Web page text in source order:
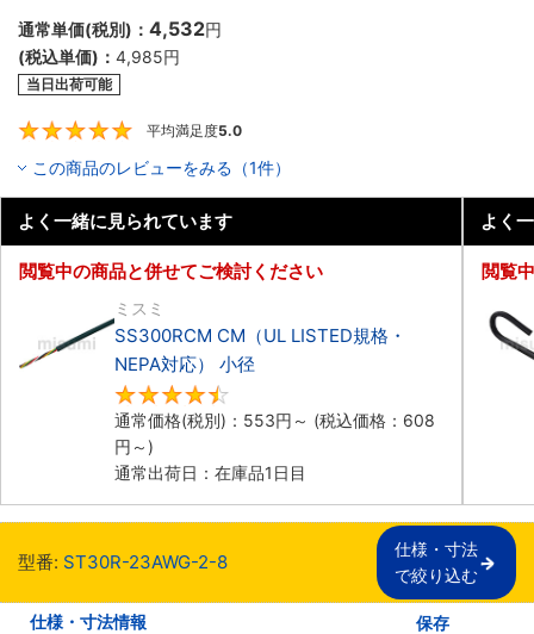
通常単価(税別)： 4,532円
(税込単価)： 4,985円
当日出荷可能
平均満足度5.0
この商品のレビューをみる（1件）
よく一緒に見られています
閲覧中の商品と併せてご検討ください
ミスミ
SS300RCM CM（UL LISTED規格・
NEPA対応） 小径
通常価格(税別)： 553円 ～ (税込価格： 608
円 ～)
通常出荷日：在庫品1日目
よく
閲覧
型番: ST30R-23AWG-2-8
仕様・寸法
で絞り込む
仕様・寸法情報 保存